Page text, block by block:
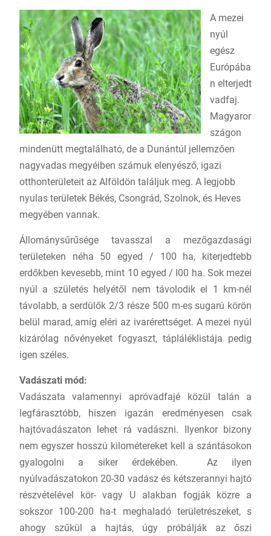
A mezei
nyúl
egész
Európába
n elterjedt
vadfaj.
Magyaror
szágon
mindenütt megtalálható, de a Dunántúl jellemzően
nagyvadas megyéiben számuk elenyésző, igazi
otthonterületeit az Alföldön találjuk meg. A legjobb
nyulas területek Békés, Csongrád, Szolnok, és Heves
megyében vannak.
Állománysűrűsége tavasszal a mezőgazdasági
területeken néha 50 egyed / 100 ha, kiterjedtebb
erdőkben kevesebb, mint 10 egyed / I00 ha. Sok mezei
nyúl a születés helyétől nem távolodik el 1 km-nél
távolabb, a serdülők 2/3 része 500 m-es sugarú körön
belül marad, amíg eléri az ivarérettséget. A mezei nyúl
kizárólag nővényeket fogyaszt, tápláléklistája pedig
igen széles.
Vadászati mód:
Vadászata valamennyi apróvadfajé közül talán a
legfárasztóbb, hiszen igazán eredményesen csak
hajtóvadászaton lehet rá vadászni. Ilyenkor bizony
nem egyszer hosszú kilométereket kell a szántásokon
gyalogolni a siker érdekében. Az ilyen
nyúlvadászatokon 20-30 vadász és kétszerannyi hajtó
részvételével kör- vagy U alakban fogják közre a
sokszor 100-200 ha-t meghaladó területrészeket, s
ahogy szűkül a hajtás, úgy próbálják az őszi